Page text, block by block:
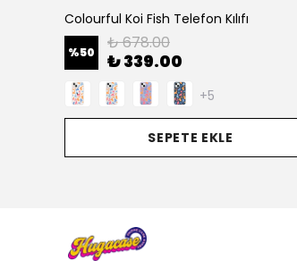
Colourful Koi Fish Telefon Kılıfı
%50 ₺ 678.00
₺ 339.00
+5
SEPETE EKLE